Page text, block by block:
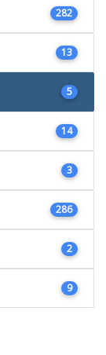
282
13
5
14
3
286
2
9